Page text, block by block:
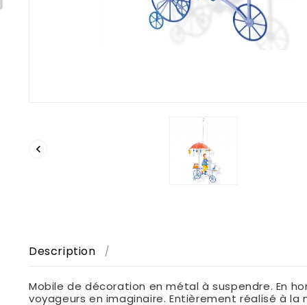

Description
Mobile de décoration en métal à suspendre. En
voyageurs en imaginaire. Entièrement réalisé à la